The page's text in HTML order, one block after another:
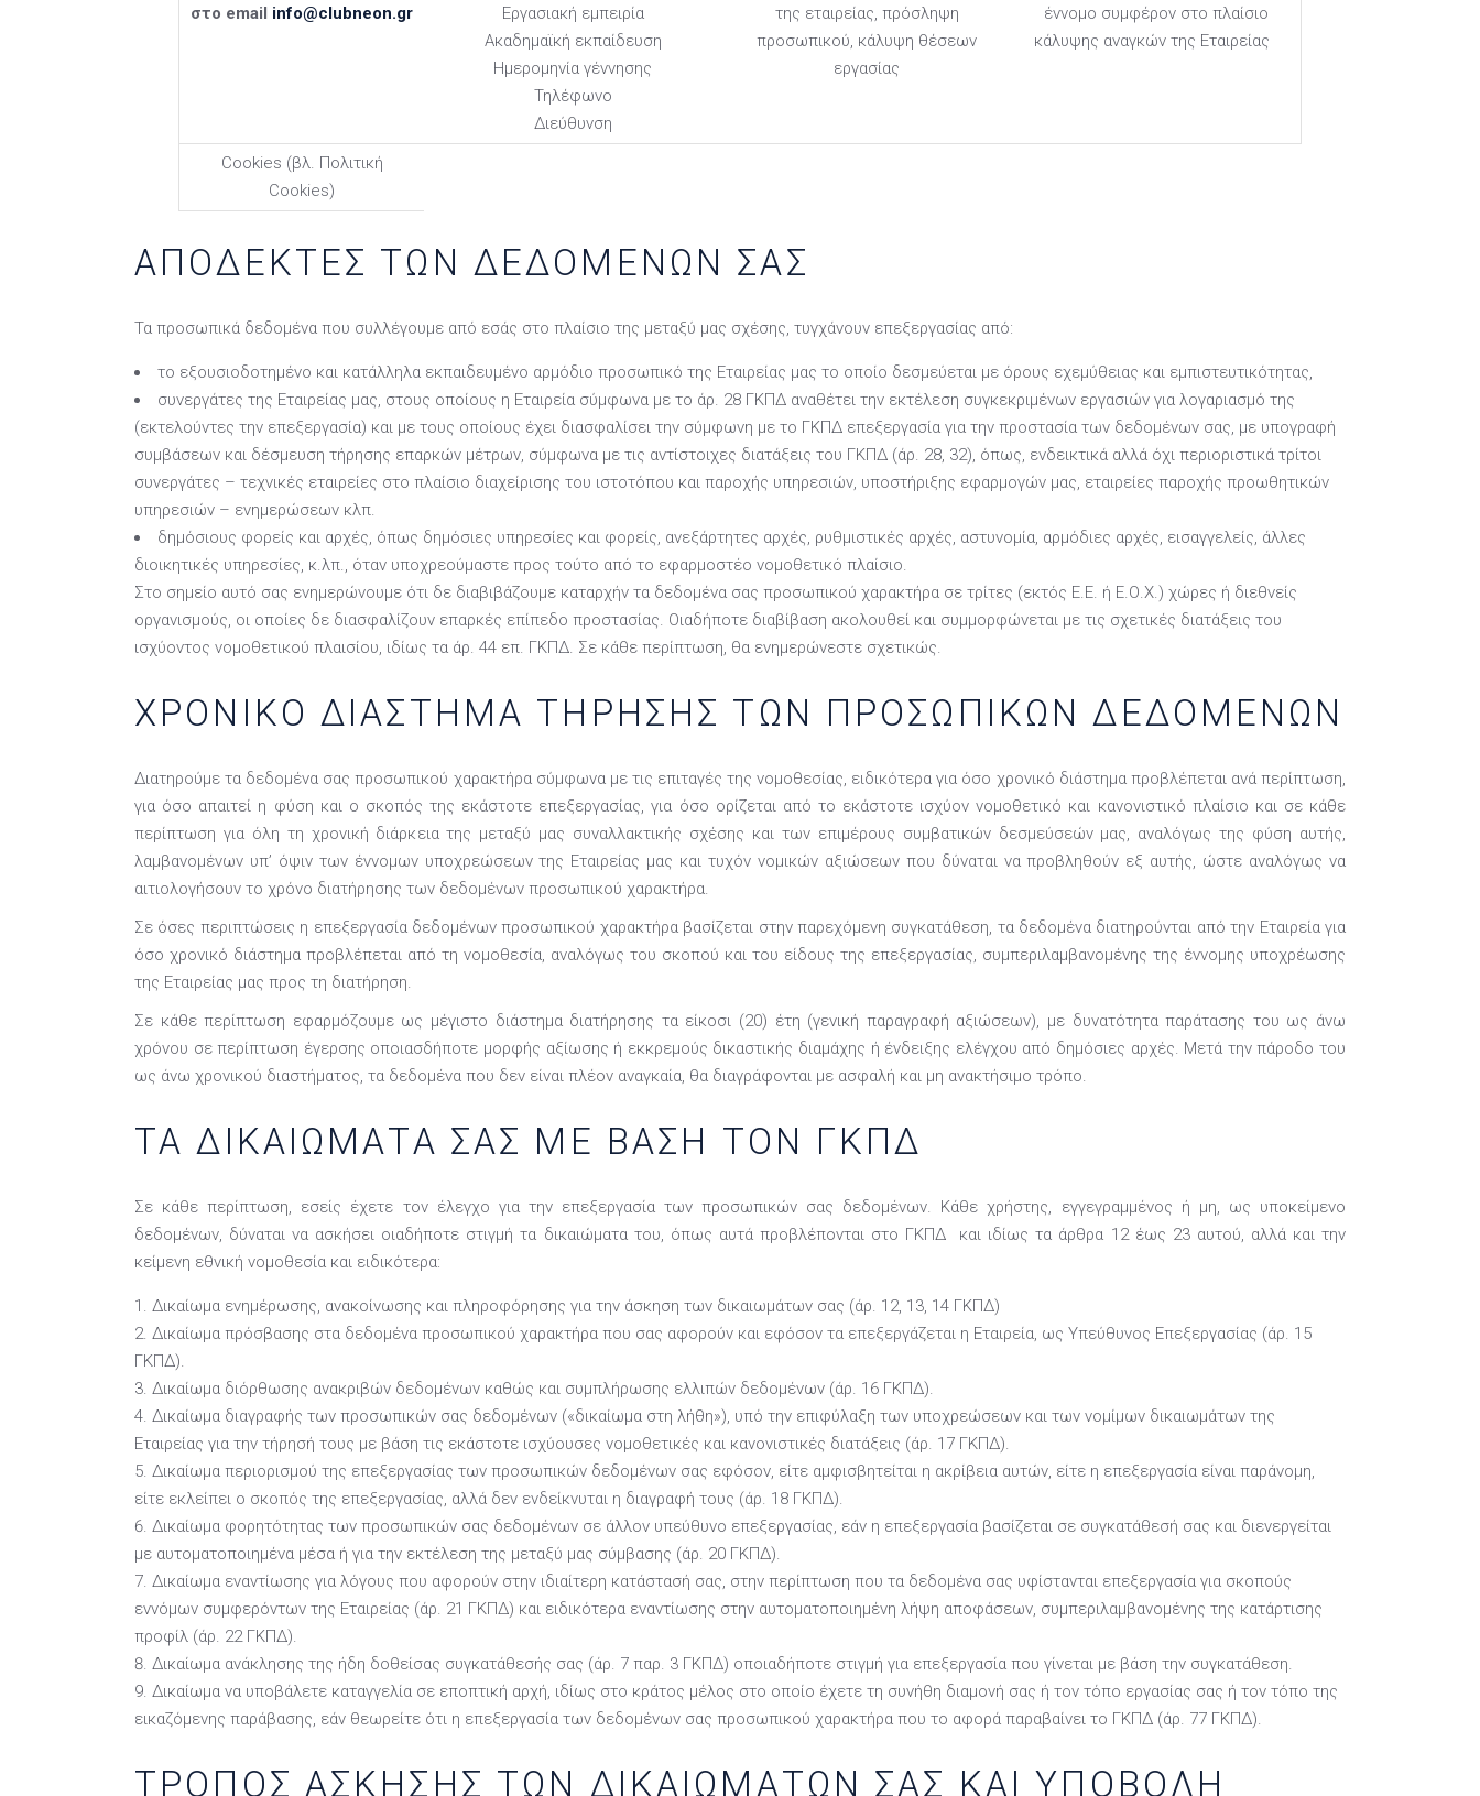
στο email info@clubneon.gr
Εργασιακή εμπειρία
Ακαδημαϊκή εκπαίδευση
Ημερομηνία γέννησης
Τηλέφωνο
Διεύθυνση
της εταιρείας, πρόσληψη
προσωπικού, κάλυψη θέσεων
εργασίας
έννομο συμφέρον στο πλαίσιο
κάλυψης αναγκών της Εταιρείας
Cookies (βλ. Πολιτική
Cookies)
ΑΠΟΔΕΚΤΕΣ ΤΩΝ ΔΕΔΟΜΕΝΩΝ ΣΑΣ
Τα προσωπικά δεδομένα που συλλέγουμε από εσάς στο πλαίσιο της μεταξύ μας σχέσης, τυγχάνουν επεξεργασίας από:
το εξουσιοδοτημένο και κατάλληλα εκπαιδευμένο αρμόδιο προσωπικό της Εταιρείας μας το οποίο δεσμεύεται με όρους εχεμύθειας και εμπιστευτικότητας,
συνεργάτες της Εταιρείας μας, στους οποίους η Εταιρεία σύμφωνα με το άρ. 28 ΓΚΠΔ αναθέτει την εκτέλεση συγκεκριμένων εργασιών για λογαριασμό της
(εκτελούντες την επεξεργασία) και με τους οποίους έχει διασφαλίσει την σύμφωνη με το ΓΚΠΔ επεξεργασία για την προστασία των δεδομένων σας, με υπογραφή
συμβάσεων και δέσμευση τήρησης επαρκών μέτρων, σύμφωνα με τις αντίστοιχες διατάξεις του ΓΚΠΔ (άρ. 28, 32), όπως, ενδεικτικά αλλά όχι περιοριστικά τρίτοι
συνεργάτες – τεχνικές εταιρείες στο πλαίσιο διαχείρισης του ιστοτόπου και παροχής υπηρεσιών, υποστήριξης εφαρμογών μας, εταιρείες παροχής προωθητικών
υπηρεσιών – ενημερώσεων κλπ.
δημόσιους φορείς και αρχές, όπως δημόσιες υπηρεσίες και φορείς, ανεξάρτητες αρχές, ρυθμιστικές αρχές, αστυνομία, αρμόδιες αρχές, εισαγγελείς, άλλες
διοικητικές υπηρεσίες, κ.λπ., όταν υποχρεούμαστε προς τούτο από το εφαρμοστέο νομοθετικό πλαίσιο.
Στο σημείο αυτό σας ενημερώνουμε ότι δε διαβιβάζουμε καταρχήν τα δεδομένα σας προσωπικού χαρακτήρα σε τρίτες (εκτός Ε.Ε. ή Ε.Ο.Χ.) χώρες ή διεθνείς
οργανισμούς, οι οποίες δε διασφαλίζουν επαρκές επίπεδο προστασίας. Οιαδήποτε διαβίβαση ακολουθεί και συμμορφώνεται με τις σχετικές διατάξεις του
ισχύοντος νομοθετικού πλαισίου, ιδίως τα άρ. 44 επ. ΓΚΠΔ. Σε κάθε περίπτωση, θα ενημερώνεστε σχετικώς.
ΧΡΟΝΙΚΟ ΔΙΑΣΤΗΜΑ ΤΗΡΗΣΗΣ ΤΩΝ ΠΡΟΣΩΠΙΚΩΝ ΔΕΔΟΜΕΝΩΝ
Διατηρούμε τα δεδομένα σας προσωπικού χαρακτήρα σύμφωνα με τις επιταγές της νομοθεσίας, ειδικότερα για όσο χρονικό διάστημα προβλέπεται ανά περίπτωση,
για όσο απαιτεί η φύση και ο σκοπός της εκάστοτε επεξεργασίας, για όσο ορίζεται από το εκάστοτε ισχύον νομοθετικό και κανονιστικό πλαίσιο και σε κάθε
περίπτωση για όλη τη χρονική διάρκεια της μεταξύ μας συναλλακτικής σχέσης και των επιμέρους συμβατικών δεσμεύσεών μας, αναλόγως της φύση αυτής,
λαμβανομένων υπ’ όψιν των έννομων υποχρεώσεων της Εταιρείας μας και τυχόν νομικών αξιώσεων που δύναται να προβληθούν εξ αυτής, ώστε αναλόγως να
αιτιολογήσουν το χρόνο διατήρησης των δεδομένων προσωπικού χαρακτήρα.
Σε όσες περιπτώσεις η επεξεργασία δεδομένων προσωπικού χαρακτήρα βασίζεται στην παρεχόμενη συγκατάθεση, τα δεδομένα διατηρούνται από την Εταιρεία για
όσο χρονικό διάστημα προβλέπεται από τη νομοθεσία, αναλόγως του σκοπού και του είδους της επεξεργασίας, συμπεριλαμβανομένης της έννομης υποχρέωσης
της Εταιρείας μας προς τη διατήρηση.
Σε κάθε περίπτωση εφαρμόζουμε ως μέγιστο διάστημα διατήρησης τα είκοσι (20) έτη (γενική παραγραφή αξιώσεων), με δυνατότητα παράτασης του ως άνω
χρόνου σε περίπτωση έγερσης οποιασδήποτε μορφής αξίωσης ή εκκρεμούς δικαστικής διαμάχης ή ένδειξης ελέγχου από δημόσιες αρχές. Μετά την πάροδο του
ως άνω χρονικού διαστήματος, τα δεδομένα που δεν είναι πλέον αναγκαία, θα διαγράφονται με ασφαλή και μη ανακτήσιμο τρόπο.
ΤΑ ΔΙΚΑΙΩΜΑΤΑ ΣΑΣ ΜΕ ΒΑΣΗ ΤΟΝ ΓΚΠΔ
Σε κάθε περίπτωση, εσείς έχετε τον έλεγχο για την επεξεργασία των προσωπικών σας δεδομένων. Κάθε χρήστης, εγγεγραμμένος ή μη, ως υποκείμενο
δεδομένων, δύναται να ασκήσει οιαδήποτε στιγμή τα δικαιώματα του, όπως αυτά προβλέπονται στο ΓΚΠΔ και ιδίως τα άρθρα 12 έως 23 αυτού, αλλά και την
κείμενη εθνική νομοθεσία και ειδικότερα:
Δικαίωμα ενημέρωσης, ανακοίνωσης και πληροφόρησης για την άσκηση των δικαιωμάτων σας (άρ. 12, 13, 14 ΓΚΠΔ)
Δικαίωμα πρόσβασης στα δεδομένα προσωπικού χαρακτήρα που σας αφορούν και εφόσον τα επεξεργάζεται η Εταιρεία, ως Υπεύθυνος Επεξεργασίας (άρ. 15
ΓΚΠΔ).
Δικαίωμα διόρθωσης ανακριβών δεδομένων καθώς και συμπλήρωσης ελλιπών δεδομένων (άρ. 16 ΓΚΠΔ).
Δικαίωμα διαγραφής των προσωπικών σας δεδομένων («δικαίωμα στη λήθη»), υπό την επιφύλαξη των υποχρεώσεων και των νομίμων δικαιωμάτων της
Εταιρείας για την τήρησή τους με βάση τις εκάστοτε ισχύουσες νομοθετικές και κανονιστικές διατάξεις (άρ. 17 ΓΚΠΔ).
Δικαίωμα περιορισμού της επεξεργασίας των προσωπικών δεδομένων σας εφόσον, είτε αμφισβητείται η ακρίβεια αυτών, είτε η επεξεργασία είναι παράνομη,
είτε εκλείπει ο σκοπός της επεξεργασίας, αλλά δεν ενδείκνυται η διαγραφή τους (άρ. 18 ΓΚΠΔ).
Δικαίωμα φορητότητας των προσωπικών σας δεδομένων σε άλλον υπεύθυνο επεξεργασίας, εάν η επεξεργασία βασίζεται σε συγκατάθεσή σας και διενεργείται
με αυτοματοποιημένα μέσα ή για την εκτέλεση της μεταξύ μας σύμβασης (άρ. 20 ΓΚΠΔ).
Δικαίωμα εναντίωσης για λόγους που αφορούν στην ιδιαίτερη κατάστασή σας, στην περίπτωση που τα δεδομένα σας υφίστανται επεξεργασία για σκοπούς
εννόμων συμφερόντων της Εταιρείας (άρ. 21 ΓΚΠΔ) και ειδικότερα εναντίωσης στην αυτοματοποιημένη λήψη αποφάσεων, συμπεριλαμβανομένης της κατάρτισης
προφίλ (άρ. 22 ΓΚΠΔ).
Δικαίωμα ανάκλησης της ήδη δοθείσας συγκατάθεσής σας (άρ. 7 παρ. 3 ΓΚΠΔ) οποιαδήποτε στιγμή για επεξεργασία που γίνεται με βάση την συγκατάθεση.
Δικαίωμα να υποβάλετε καταγγελία σε εποπτική αρχή, ιδίως στο κράτος μέλος στο οποίο έχετε τη συνήθη διαμονή σας ή τον τόπο εργασίας σας ή τον τόπο της
εικαζόμενης παράβασης, εάν θεωρείτε ότι η επεξεργασία των δεδομένων σας προσωπικού χαρακτήρα που το αφορά παραβαίνει το ΓΚΠΔ (άρ. 77 ΓΚΠΔ).
ΤΡΟΠΟΣ ΑΣΚΗΣΗΣ ΤΩΝ ΔΙΚΑΙΩΜΑΤΩΝ ΣΑΣ ΚΑΙ ΥΠΟΒΟΛΗ